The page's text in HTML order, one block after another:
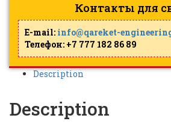
Контакты для
E-mail: info@qareket-
Телефон: +7 777 182 86 89
Description
Description